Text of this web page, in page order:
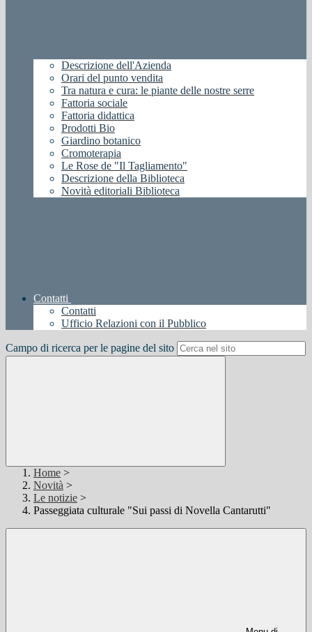
Descrizione dell'Azienda
Orari del punto vendita
Tra natura e cura: le piante delle nostre serre
Fattoria sociale
Fattoria didattica
Prodotti Bio
Giardino botanico
Cromoterapia
Le Rose de "Il Tagliamento"
Descrizione della Biblioteca
Novità editoriali Biblioteca
Contatti
Contatti
Ufficio Relazioni con il Pubblico
Campo di ricerca per le pagine del sito
Home >
Novità >
Le notizie >
Passeggiata culturale "Sui passi di Novella Cantarutti"